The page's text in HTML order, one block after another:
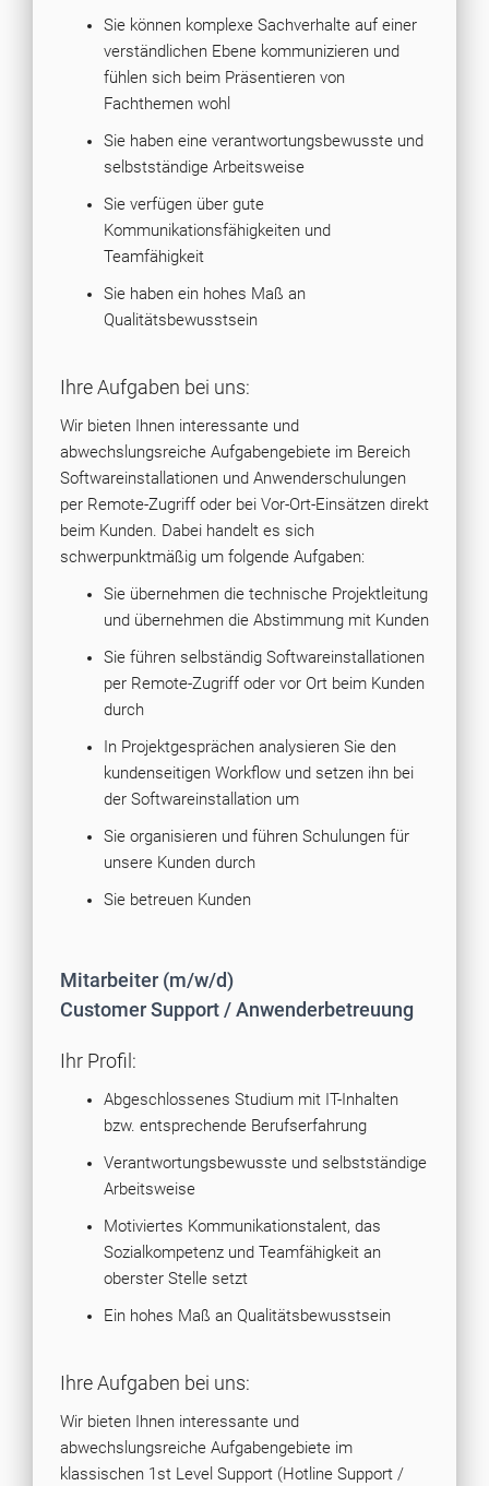
Sie können komplexe Sachverhalte auf einer
verständlichen Ebene kommunizieren und
fühlen sich beim Präsentieren von
Fachthemen wohl
Sie haben eine verantwortungsbewusste und
selbstständige Arbeitsweise
Sie verfügen über gute
Kommunikationsfähigkeiten und
Teamfähigkeit
Sie haben ein hohes Maß an
Qualitätsbewusstsein
Ihre Aufgaben bei uns:
Wir bieten Ihnen interessante und
abwechslungsreiche Aufgabengebiete im Bereich
Softwareinstallationen und Anwenderschulungen
per Remote-Zugriff oder bei Vor-Ort-Einsätzen direkt
beim Kunden. Dabei handelt es sich
schwerpunktmäßig um folgende Aufgaben:
Sie übernehmen die technische Projektleitung
und übernehmen die Abstimmung mit Kunden
Sie führen selbständig Softwareinstallationen
per Remote-Zugriff oder vor Ort beim Kunden
durch
In Projektgesprächen analysieren Sie den
kundenseitigen Workflow und setzen ihn bei
der Softwareinstallation um
Sie organisieren und führen Schulungen für
unsere Kunden durch
Sie betreuen Kunden
Mitarbeiter (m/w/d)
Customer Support / Anwenderbetreuung
Ihr Profil:
Abgeschlossenes Studium mit IT-Inhalten
bzw. entsprechende Berufserfahrung
Verantwortungsbewusste und selbstständige
Arbeitsweise
Motiviertes Kommunikationstalent, das
Sozialkompetenz und Teamfähigkeit an
oberster Stelle setzt
Ein hohes Maß an Qualitätsbewusstsein
Ihre Aufgaben bei uns:
Wir bieten Ihnen interessante und
abwechslungsreiche Aufgabengebiete im
klassischen 1st Level Support (Hotline Support /